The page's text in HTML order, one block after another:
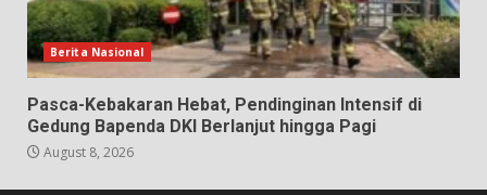
Berita Nasional
Pasca-Kebakaran Hebat, Pendinginan Intensif di
Gedung Bapenda DKI Berlanjut hingga Pagi
August 8, 2026